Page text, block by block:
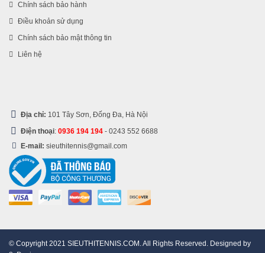
Chính sách bảo hành
Điều khoản sử dụng
Chính sách bảo mật thông tin
Liên hệ
Địa chỉ: 101 Tây Sơn, Đống Đa, Hà Nội
Điện thoại: 0936 194 194 - 0243 552 6688
E-mail: sieuthitennis@gmail.com
© Copyright 2021 SIEUTHITENNIS.COM. All Rights Reserved. Designed by